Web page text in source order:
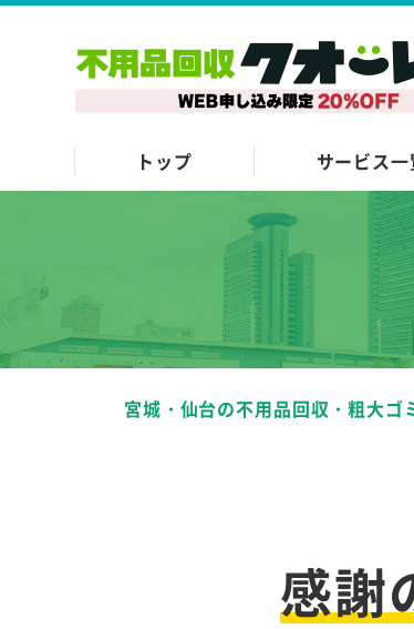
トップ サービス一
宮城・仙台の不用品回収・粗大ゴ
感謝